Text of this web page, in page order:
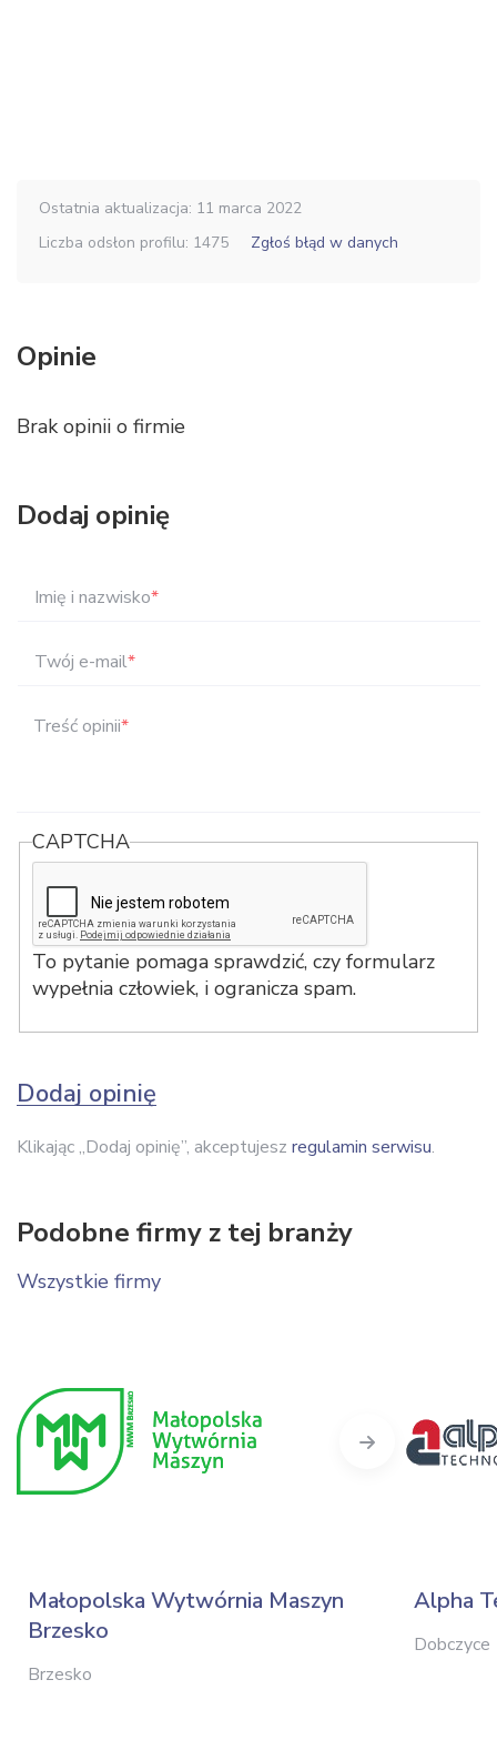
Ostatnia aktualizacja: 11 marca 2022
Liczba odsłon profilu: 1475
Zgłoś błąd w danych
Opinie
Brak opinii o firmie
Dodaj opinię
Imię i nazwisko*
Twój e-mail*
Treść opinii*
CAPTCHA
To pytanie pomaga sprawdzić, czy formularz
wypełnia człowiek, i ogranicza spam.
Dodaj opinię
Klikając „Dodaj opinię”, akceptujesz regulamin serwisu.
Podobne firmy z tej branży
Wszystkie firmy
Małopolska Wytwórnia Maszyn
Brzesko
Brzesko
Alpha
Dobczyce
Next